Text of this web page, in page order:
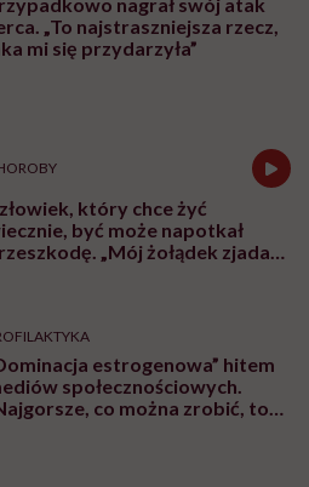
„To najstraszniejsza rzecz,
mi się przydarzyła”
który chce żyć
być może napotkał
„Mój żołądek zjada
estrogenowa” hitem
społecznościowych.
co można zrobić, to